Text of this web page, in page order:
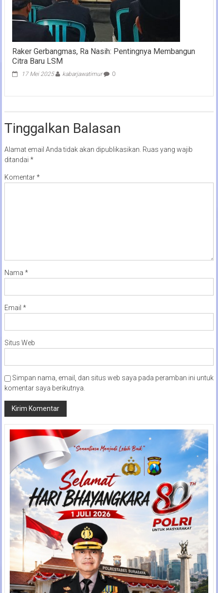
Raker Gerbangmas, Ra Nasih: Pentingnya Membangun
Citra Baru LSM
17 Mei 2025 kabarjawatimur 0
Tinggalkan Balasan
Alamat email Anda tidak akan dipublikasikan. Ruas yang wajib
ditandai *
Komentar*
Nama *
Email *
Situs Web
Simpan nama, email, dan situs web saya pada peramban ini untuk
komentar saya berikutnya.